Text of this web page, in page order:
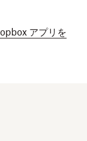
ップされ
する必要があ
削除する場合
アプリを